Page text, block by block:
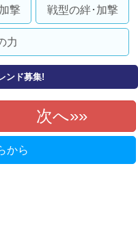
撃 戦型の絆･加撃
力
ンド募集!
次へ»
から